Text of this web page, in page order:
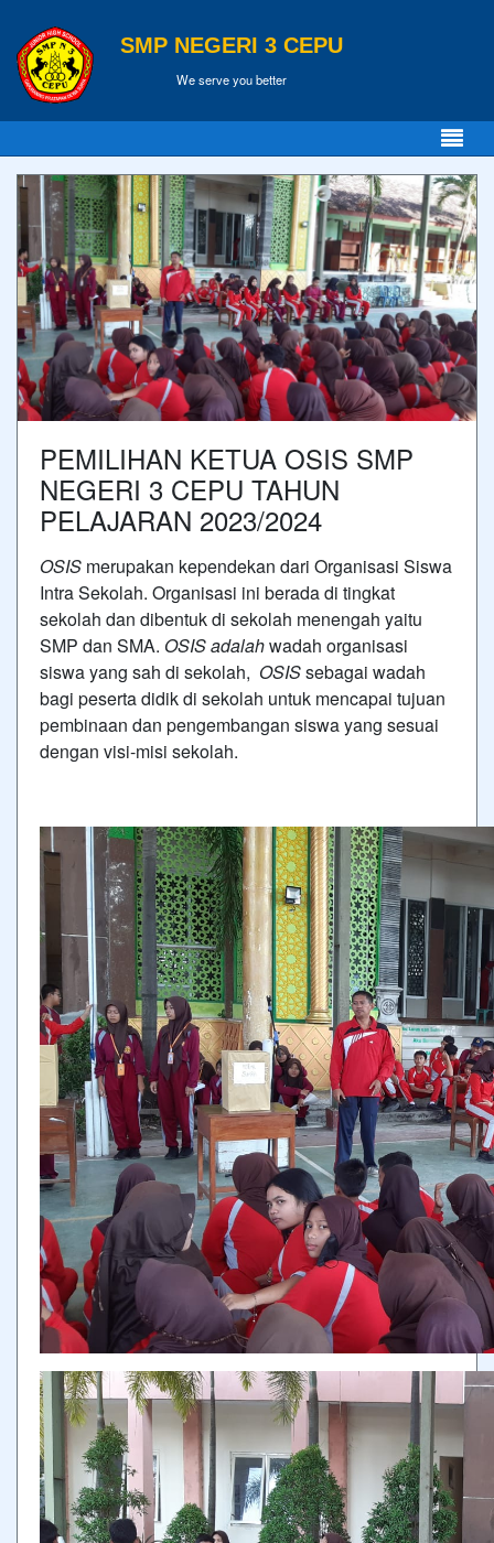
SMP NEGERI 3 CEPU
We serve you better
PEMILIHAN KETUA OSIS SMP
NEGERI 3 CEPU TAHUN
PELAJARAN 2023/2024
OSIS merupakan kependekan dari Organisasi Siswa
Intra Sekolah. Organisasi ini berada di tingkat
sekolah dan dibentuk di sekolah menengah yaitu
SMP dan SMA. OSIS adalahwadah organisasi
siswa yang sah di sekolah, OSISsebagai wadah
bagi peserta didik di sekolah untuk mencapai tujuan
pembinaan dan pengembangan siswa yang sesuai
dengan visi-misi sekolah.